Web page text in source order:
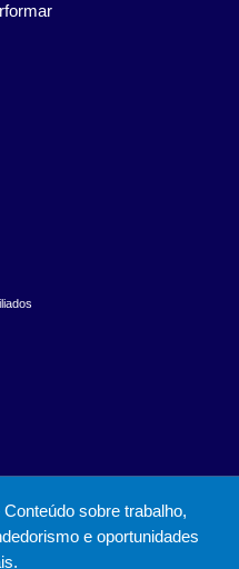
sobre trabalho,
e oportunidades